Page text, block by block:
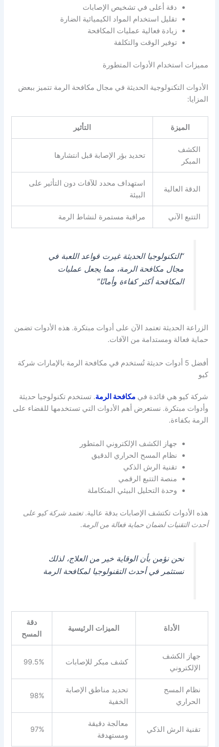
دقة أعلى في تشخيص الإصابات
تقليل استخدام المواد الكيميائية الضارة
زيادة فعالية عمليات المكافحة
توفير الوقت والتكلفة
مميزات استخدام الأدوات المتطورة
الأدوات التكنولوجية الحديثة في مجال مكافحة الرمة تتميز ببعض
المزايا:
الميزة التأثير
الكشف
المبكر
تحديد بؤر الإصابة قبل انتشارها
الدقة العالية
استهداف محدد للآفات دون التأثير على
البيئة
التتبع الآني مراقبة مستمرة لنشاط الرمة
“التكنولوجيا الحديثة غيرت قواعد اللعبة في
مجال مكافحة الرمة، مما يجعل عمليات
المكافحة أكثر كفاءة وأمانًا”
الزراعة الحديثة تعتمد الآن على أدوات مبتكرة. هذه الأدوات تضمن
حماية فعالة ومستدامة من الآفات.
أفضل 5 أدوات حديثة تُستخدم في مكافحة الرمة بالإمارات شركة
كيو
شركة كيو هي قائدة فيمكافحة الرمة. تستخدم تكنولوجيا حديثة
وأدوات مبتكرة. نستعرض أهم الأدوات التي تستخدمها للقضاء على
الرمة بكفاءة.
جهاز الكشف الإلكتروني المتطور
نظام المسح الحراري الدقيق
تقنية الرش الذكي
منصة التتبع الرقمي
وحدة التحليل البيئي المتكاملة
هذه الأدوات تكتشف الإصابات بدقة عالية.تعتمد شركة كيو على
أحدث التقنيات لضمان حماية فعالة من الرمة.
نحن نؤمن بأن الوقاية خير من العلاج، لذلك
نستثمر في أحدث التقنولوجيا لمكافحة الرمة
الأداة الميزات الرئيسية
دقة
المسح
جهاز الكشف
الإلكتروني
كشف مبكر للإصابات 99.5%
نظام المسح
الحراري
تحديد مناطق الإصابة
الخفية
98%
تقنية الرش الذكي
معالجة دقيقة
ومستهدفة
97%